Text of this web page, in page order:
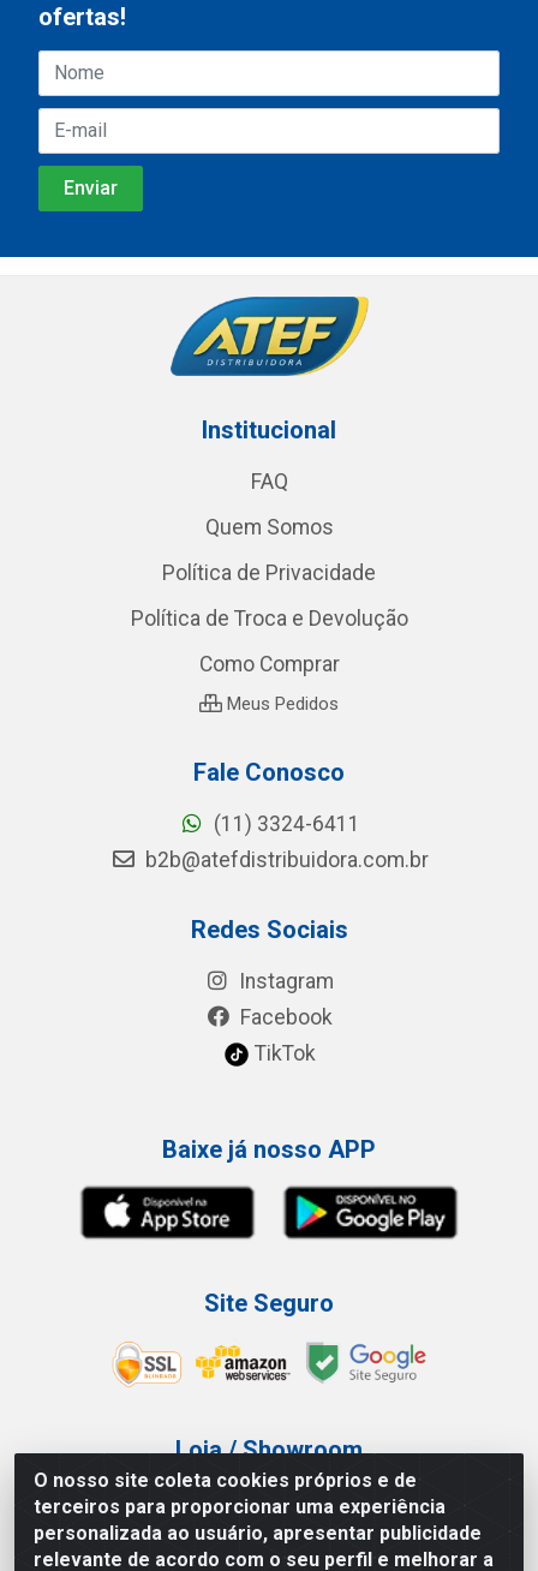
O nosso site coleta cookies próprios e de
terceiros para proporcionar uma experiência
personalizada ao usuário, apresentar publicidade
relevante de acordo com o seu perfil e melhorar a
ofertas!
Institucional
FAQ
Quem Somos
Política de Privacidade
Política de Troca e Devolução
Como Comprar
Meus Pedidos
Fale Conosco
(11) 3324-6411
b2b@atefdistribuidora.com.br
Redes Sociais
Instagram
Facebook
TikTok
Baixe já nosso APP
Site Seguro
Loja / Showroom
Tel.: (11) 3227-0546
Av Vautier, 587/597 - Pari - São Paulo/SP